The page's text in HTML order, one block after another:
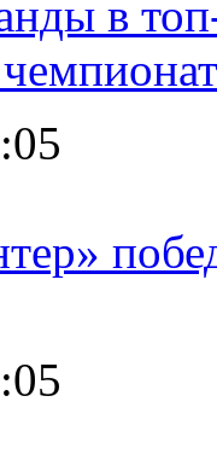
в